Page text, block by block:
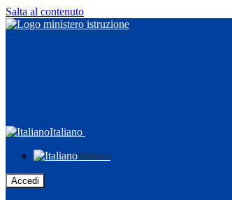
Salta al contenuto
Italiano
Italiano
Accedi